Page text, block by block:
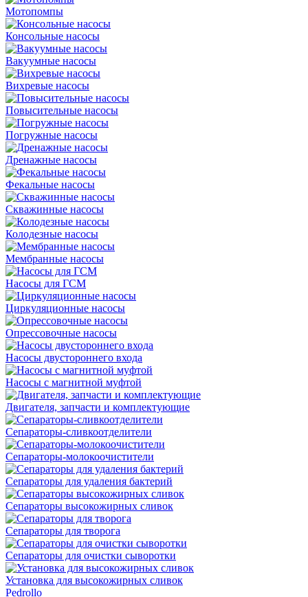
Мотопомпы
Консольные насосы
Вакуумные насосы
Вихревые насосы
Повысительные насосы
Погружные насосы
Дренажные насосы
Фекальные насосы
Скважинные насосы
Колодезные насосы
Мембранные насосы
Насосы для ГСМ
Циркуляционные насосы
Опрессовочные насосы
Насосы двустороннего входа
Насосы с магнитной муфтой
Двигателя, запчасти и комплектующие
Сепараторы-сливкоотделители
Сепараторы-молокоочистители
Сепараторы для удаления бактерий
Сепараторы высокожирных сливок
Сепараторы для творога
Сепараторы для очистки сыворотки
Установка для высокожирных сливок
Pedrollo